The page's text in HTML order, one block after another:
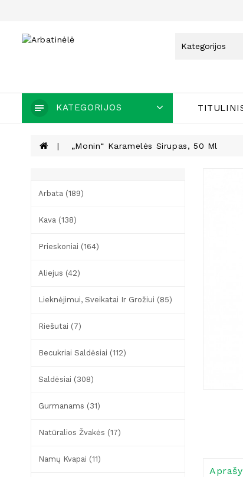
KATEGORIJOS
„Monin“ Karamelės Sirupas, 50 Ml
Arbata (189)
Kava (138)
Prieskoniai (164)
Aliejus (42)
Lieknėjimui, Sveikatai Ir Grožiui (85)
Riešutai (7)
Becukriai Saldėsiai (112)
Saldėsiai (308)
Gurmanams (31)
Natūralios Žvakės (17)
Namų Kvapai (11)